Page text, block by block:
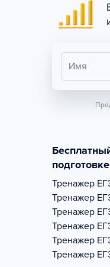
Имя
Тренажер
Тренажер
Тренажер
Тренажер
Тренажер
Тренажер